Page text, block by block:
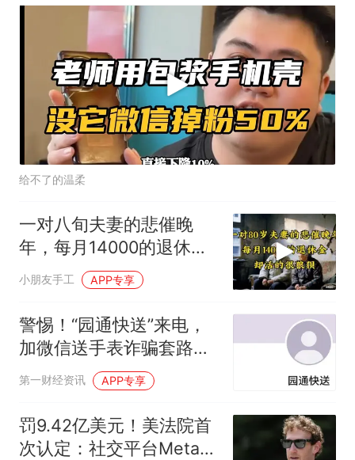
给不了的温柔
一对八旬夫妻的悲催晚
年，每月14000的退休
金，却活的很狼狈
小朋友手工 APP专享
警惕！“园通快送”来电，
加微信送手表诈骗套路卷
土重来
第一财经资讯 APP专享
罚9.42亿美元！美法院首
次认定：社交平台Meta如